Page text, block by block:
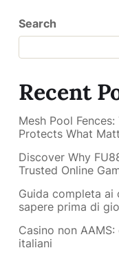
Search
Recent
Mesh Pool
Protects What
Discover Why
Trusted Online
Guida completa ai
sapere prima di
Casino non
italiani